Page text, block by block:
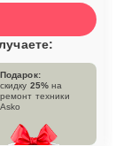
Подарок:
скидку 25% на
ремонт техники
Asko